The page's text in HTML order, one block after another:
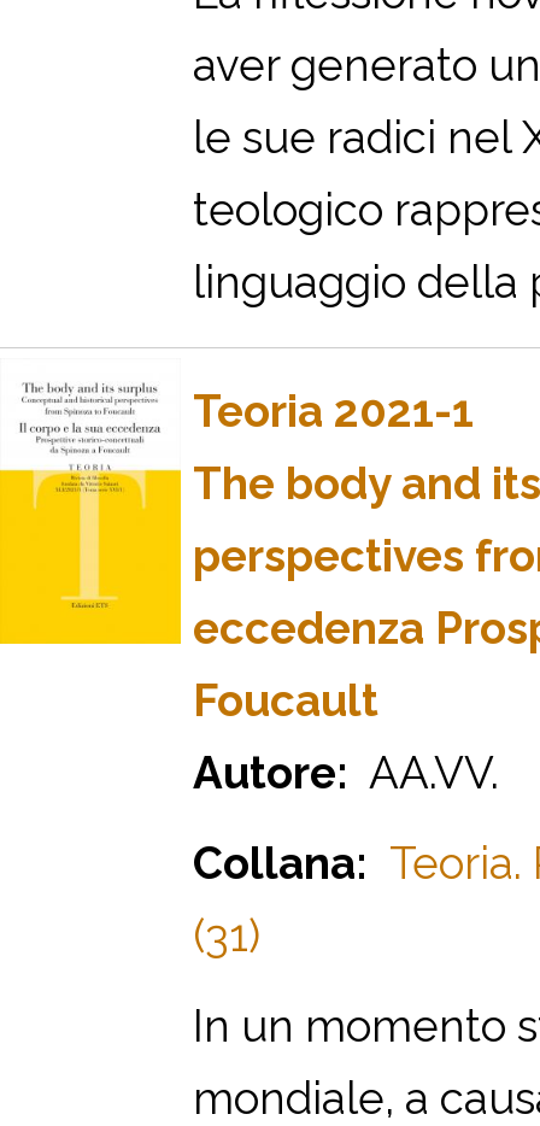
aver generato
le sue radici nel
teologico
linguaggio della
Teoria 2021-1
The body and
perspectives
eccedenza
Foucault
Autore: AA.VV.
Collana:
(31)
In un momento
mondiale, a